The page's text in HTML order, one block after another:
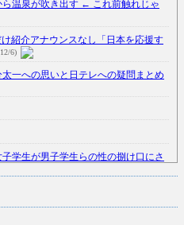
ら温泉が吹き出す ← これ前触れじゃ
紹介アナウンスなし「日本を応援す
6)
一への思いと日テレへの疑問まとめ
学生が男子学生らの性の捌け口にさ
ASEAN関連会合で賛同広がらず